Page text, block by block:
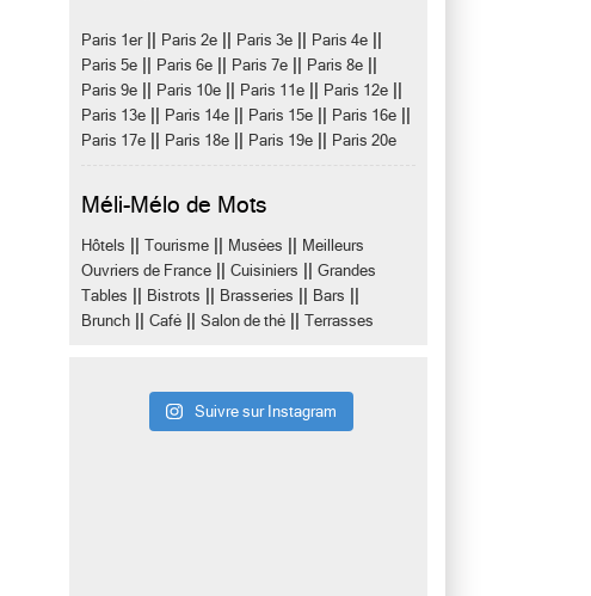
Paris 1er|| Paris 2e Paris 3e Paris 4e
Paris 5e Paris 6e Paris 7e Paris 8e
Paris 9e Paris 10e Paris 11e Paris 12e
Paris 13e Paris 14e Paris 15e Paris 16e
Paris 17e Paris 18e Paris 19e Paris 20e
Méli-Mélo de Mots
Hôtels Tourisme Musées
Meilleurs
Ouvriers de France
Cuisiniers
Grandes
Tables
Bistrots Brasseries Bars
Brunch Café Salon de thé Terrasses
Suivre sur Instagram